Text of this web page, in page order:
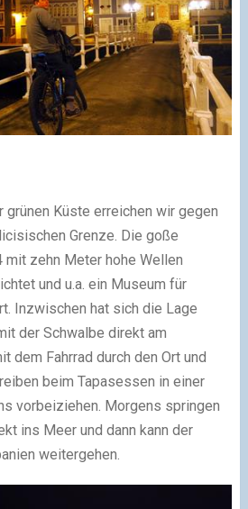
grünen Küste erreichen wir gegen
Grenze. Die goße
mit zehn Meter hohe Wellen
und u.a. ein Museum für
Inzwischen hat sich die Lage
der Schwalbe direkt am
dem Fahrrad durch den Ort und
beim Tapasessen in einer
vorbeiziehen. Morgens springen
ins Meer und dann kann der
weitergehen.